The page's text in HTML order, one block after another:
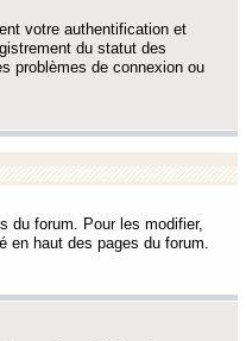
votre authentification et
du statut des
problèmes de connexion ou
du forum. Pour les modifier,
en haut des pages du forum.